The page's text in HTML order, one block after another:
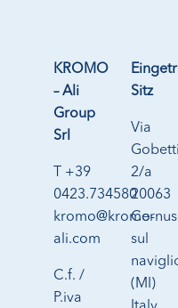
KROMO
– Ali
Group
Srl
T +39
0423.734580
kromo@kromo-
ali.com
C.f. /
P.iva
Sitz
Via
Gobetti
2/a
20063
sul
(MI)